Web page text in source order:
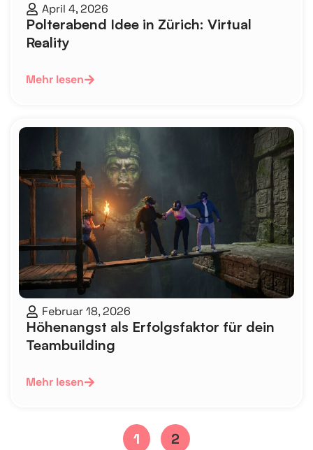
April 4, 2026
Polterabend Idee in Zürich: Virtual
Reality
Mehr lesen
Februar 18, 2026
Höhenangst als Erfolgsfaktor für dein
Teambuilding
Mehr lesen
1 2